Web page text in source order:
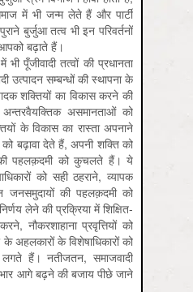
में भी जन्म लेते हैं और पार्टी
बुर्जुआ तत्व भी इन परिवर्तनों
बढ़ाते हैं।
भी पूँजीवादी तत्वों की प्रधानता
उत्पादन सम्बन्धों की स्थापना के
शक्तियों का विकास करने की
असमानताओं को
के विकास का रास्ता अपनाने
बढ़ावा देते हैं, अपनी शक्ति को
पहलक़दमी को कुचलते हैं। ये
को सही ठहराने, व्यापक
की पहलक़दमी को
लेने की प्रक्रिया में शिक्षित-
नौकरशाहाना प्रवृत्तियों को
के अहलकारों के विशेषाधिकारों को
हैं। नतीजतन, समाजवादी
आगे बढ़ने की बजाय पीछे जाने